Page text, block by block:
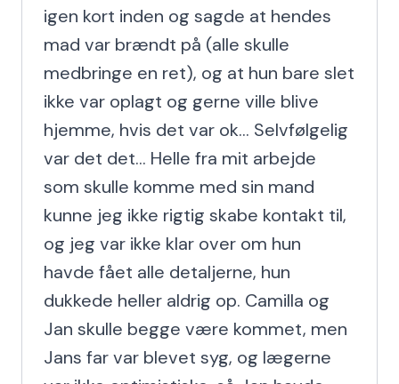
igen kort inden og sagde at hendes
mad var brændt på (alle skulle
medbringe en ret), og at hun bare slet
ikke var oplagt og gerne ville blive
hjemme, hvis det var ok... Selvfølgelig
var det det... Helle fra mit arbejde
som skulle komme med sin mand
kunne jeg ikke rigtig skabe kontakt til,
og jeg var ikke klar over om hun
havde fået alle detaljerne, hun
dukkede heller aldrig op. Camilla og
Jan skulle begge være kommet, men
Jans far var blevet syg, og lægerne